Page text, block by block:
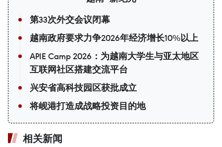
第33次外交会议闭幕
越南政府要求力争2026年经济增长10%以上
APIE Camp 2026：为越南大学生与亚太地区
互联网社区搭建交流平台
兴安省高科技园区获批成立
将岘港打造成战略投资目的地
相关新闻